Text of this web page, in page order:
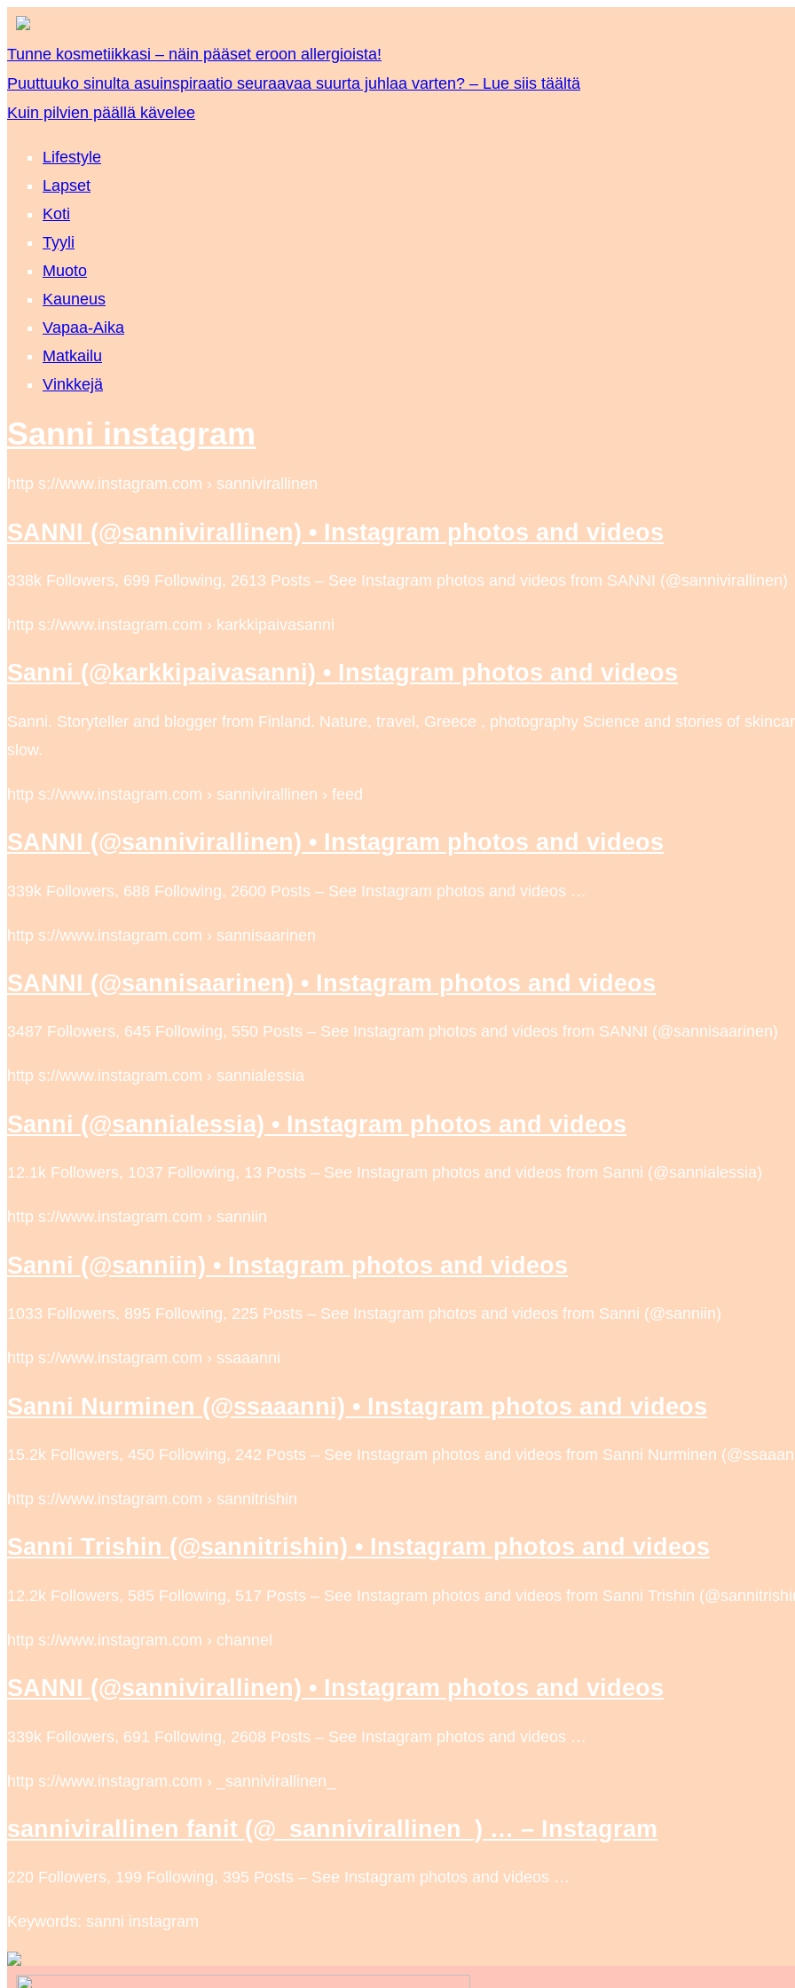
Tunne kosmetiikkasi – näin pääset eroon allergioista!
Puuttuuko sinulta asuinspiraatio seuraavaa suurta juhlaa varten? – Lue siis täältä
Kuin pilvien päällä kävelee
Lifestyle
Lapset
Koti
Tyyli
Muoto
Kauneus
Vapaa-Aika
Matkailu
Vinkkejä
Sanni instagram
http s://www.instagram.com › sannivirallinen
SANNI (@sannivirallinen) • Instagram photos and videos
338k Followers, 699 Following, 2613 Posts – See Instagram photos and videos from SANNI (@sannivirallinen)
http s://www.instagram.com › karkkipaivasanni
Sanni (@karkkipaivasanni) • Instagram photos and videos
Sanni. Storyteller and blogger from Finland. Nature, travel, Greece , photography Science and stories of
slow.
http s://www.instagram.com › sannivirallinen › feed
SANNI (@sannivirallinen) • Instagram photos and videos
339k Followers, 688 Following, 2600 Posts – See Instagram photos and videos …
http s://www.instagram.com › sannisaarinen
SANNI (@sannisaarinen) • Instagram photos and videos
3487 Followers, 645 Following, 550 Posts – See Instagram photos and videos from SANNI (@sannisaarinen)
http s://www.instagram.com › sannialessia
Sanni (@sannialessia) • Instagram photos and videos
12.1k Followers, 1037 Following, 13 Posts – See Instagram photos and videos from Sanni (@sannialessia)
http s://www.instagram.com › sanniin
Sanni (@sanniin) • Instagram photos and videos
1033 Followers, 895 Following, 225 Posts – See Instagram photos and videos from Sanni (@sanniin)
http s://www.instagram.com › ssaaanni
Sanni Nurminen (@ssaaanni) • Instagram photos and videos
15.2k Followers, 450 Following, 242 Posts – See Instagram photos and videos from Sanni Nurminen
http s://www.instagram.com › sannitrishin
Sanni Trishin (@sannitrishin) • Instagram photos and videos
12.2k Followers, 585 Following, 517 Posts – See Instagram photos and videos from Sanni Trishin
http s://www.instagram.com › channel
SANNI (@sannivirallinen) • Instagram photos and videos
339k Followers, 691 Following, 2608 Posts – See Instagram photos and videos …
http s://www.instagram.com › _sannivirallinen_
sannivirallinen fanit (@_sannivirallinen_) … – Instagram
220 Followers, 199 Following, 395 Posts – See Instagram photos and videos …
Keywords: sanni instagram